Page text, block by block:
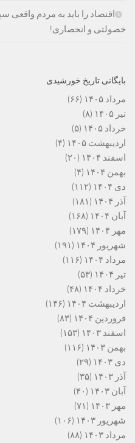
اقتصاد را باید به مردم واقعی
خصولتی و انحصاری!
بایگانی تاریخ خورشیدی
مرداد ۱۴۰۵
(۶۶)
تیر ۱۴۰۵
(۸)
خرداد ۱۴۰۵
(۵)
اردیبهشت ۱۴۰۵
(۴)
اسفند ۱۴۰۴
(۲۰)
بهمن ۱۴۰۴
(۴)
دی ۱۴۰۴
(۱۱۲)
آذر ۱۴۰۴
(۱۸۱)
آبان ۱۴۰۴
(۱۶۸)
مهر ۱۴۰۴
(۱۷۹)
شهریور ۱۴۰۴
(۱۹۱)
مرداد ۱۴۰۴
(۱۱۶)
تیر ۱۴۰۴
(۵۳)
خرداد ۱۴۰۴
(۴۸)
اردیبهشت ۱۴۰۴
(۱۴۶)
فروردین ۱۴۰۴
(۸۳)
اسفند ۱۴۰۳
(۱۵۳)
بهمن ۱۴۰۳
(۱۱۶)
دی ۱۴۰۳
(۲۹)
آذر ۱۴۰۳
(۳۵)
آبان ۱۴۰۳
(۴۰)
مهر ۱۴۰۳
(۷۱)
شهریور ۱۴۰۳
(۱۰۶)
مرداد ۱۴۰۳
(۸۸)